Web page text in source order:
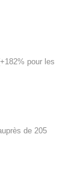
pour les
de 205